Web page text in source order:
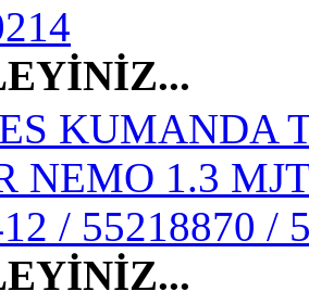
KUMANDA
NEMO 1.3
/ 55218870 /